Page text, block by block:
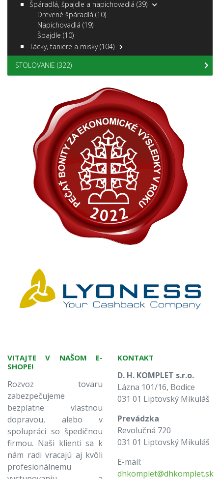
Špáradlá, špajdle a napichovadlá (39)
Drevené špáradlá (10)
Napichovadlá (19)
Špajdle (10)
Tácky, taniere a misky(104)
STOLOVANIE (322)
VITAJTE V NAŠOM E-
SHOPE!
Rozvoz tovaru
zabezpečujeme
bezplatne vlastnou
dopravou, alebo v
spolupráci so špedičnou
firmou. Naši klienti sa k
nám radi vracajú aj kvôli
profesionálnemu
KONTAKT
D. H. KOMPLET s.r.o.
Lázna 101/16, Bodice
031 01 Liptovský Mikuláš
Prevádzka
Revolučná 720
031 01 Liptovský Mikuláš
E-mail:
dhkomplet@dhkomplet.sk